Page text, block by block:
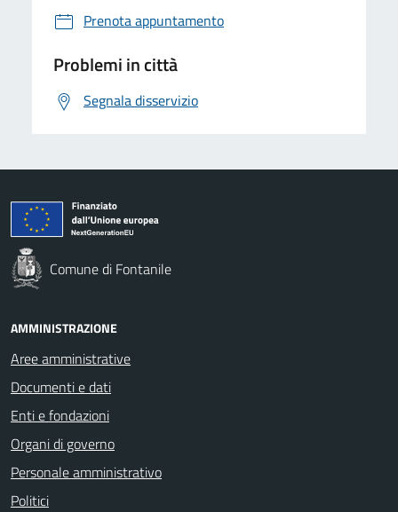
Prenota appuntamento
Problemi in città
Segnala disservizio
Comune di Fontanile
AMMINISTRAZIONE
Aree amministrative
Documenti e dati
Enti e fondazioni
Organi di governo
Personale amministrativo
Politici